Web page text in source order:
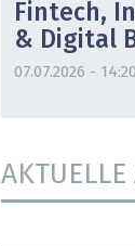
Fintech,
& Digital
07.07.2026 -
AKTUELLE